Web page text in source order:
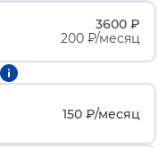
3600 ₽
200 ₽/месяц
150 ₽/месяц